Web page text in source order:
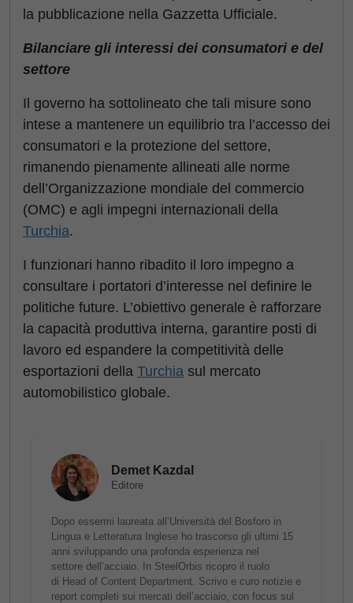
la pubblicazione nella Gazzetta Ufficiale.
Bilanciare gli interessi dei consumatori e del
settore
Il governo ha sottolineato che tali misure sono
intese a mantenere un equilibrio tra l’accesso dei
consumatori e la protezione del settore,
rimanendo pienamente allineati alle norme
dell’Organizzazione mondiale del commercio
(OMC) e agli impegni internazionali della
Turchia.
I funzionari hanno ribadito il loro impegno a
consultare i portatori d’interesse nel definire le
politiche future. L’obiettivo generale è rafforzare
la capacità produttiva interna, garantire posti di
lavoro ed espandere la competitività delle
esportazioni della Turchia sul mercato
automobilistico globale.
Demet Kazdal
Editore
Dopo essermi laureata all’Università del Bosforo in
Lingua e Letteratura Inglese ho trascorso gli ultimi 15
anni sviluppando una profonda esperienza nel
settore dell’acciaio. In SteelOrbis ricopro il ruolo
di Head of Content Department. Scrivo e curo notizie e
report completi sui mercati dell’acciaio, con focus sul